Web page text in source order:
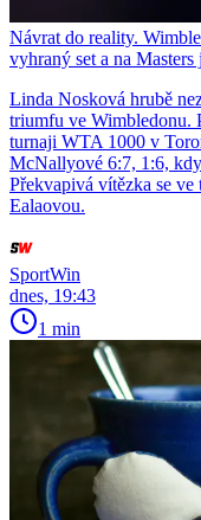
Návrat do reality.
vyhraný set a na
Linda Nosková hrubě
triumfu ve Wimbledonu.
turnaji WTA 1000 v
McNallyové 6:7, 1:6,
Překvapivá vítězka se
Ealaovou.
SportWin
dnes, 19:43
1 min